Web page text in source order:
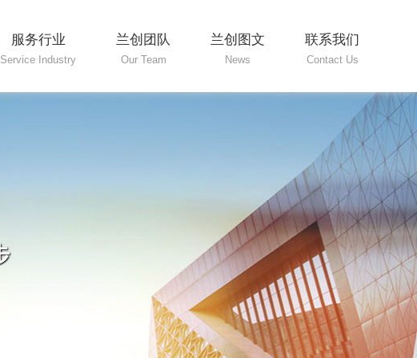
服务行业
Service Industry
兰创团队
Our Team
兰创图文
News
联系我们
Contact Us